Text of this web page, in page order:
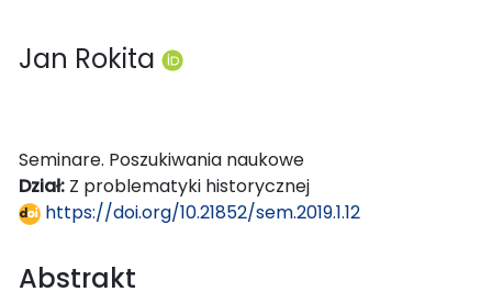
Jan Rokita
Seminare. Poszukiwania naukowe
Dział: Z problematyki historycznej
https://doi.org/10.21852/sem.2019.1.12
Abstrakt